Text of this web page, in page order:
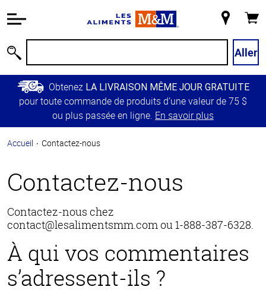
relative à
Passer
contenu
principal
Retour à
principale
magasin
Aller
Obtenez LA LIVRAISON MÊME JOUR GRATUITE
pour toute commande de produits d’une valeur de 75 $
ou plus passée en ligne. En savoir plus
Accueil Contactez-nous
Contactez-nous
Contactez-nous chez
contact@lesalimentsmm.com ou 1-888-387-6328.
À qui vos commentaires
s’adressent-ils ?